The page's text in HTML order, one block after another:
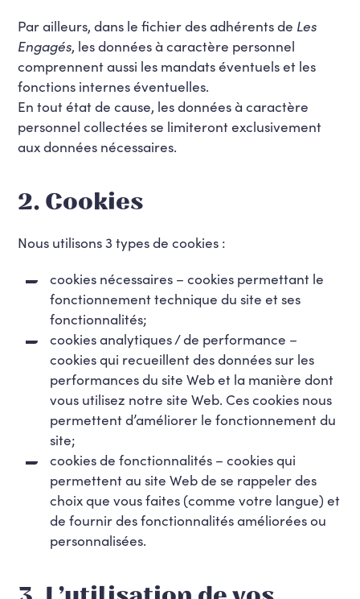
Par ailleurs, dans le fichier des adhérents de Les
Engagés, les données à caractère personnel
comprennent aussi les mandats éventuels et les
fonctions internes éventuelles.
En tout état de cause, les données à caractère
personnel collectées se limiteront exclusivement
aux données nécessaires.
2. Cookies
Nous utilisons 3 types de cookies :
cookies nécessaires – cookies permettant le
fonctionnement technique du site et ses
fonctionnalités;
cookies analytiques / de performance –
cookies qui recueillent des données sur les
performances du site Web et la manière dont
vous utilisez notre site Web. Ces cookies nous
permettent d’améliorer le fonctionnement du
site;
cookies de fonctionnalités – cookies qui
permettent au site Web de se rappeler des
choix que vous faites (comme votre langue) et
de fournir des fonctionnalités améliorées ou
personnalisées.